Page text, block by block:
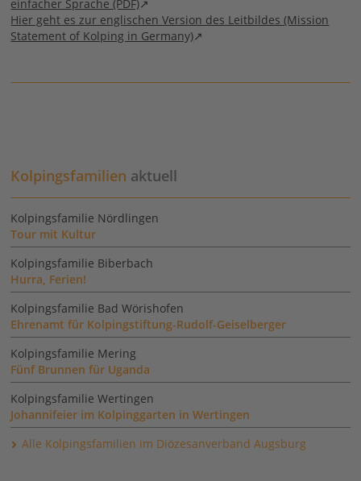
einfacher Sprache (PDF)
Hier geht es zur englischen Version des Leitbildes (Mission
Statement of Kolping in Germany)
Kolpingsfamilien aktuell
Kolpingsfamilie Nördlingen
Tour mit Kultur
Kolpingsfamilie Biberbach
Hurra, Ferien!
Kolpingsfamilie Bad Wörishofen
Ehrenamt für Kolpingstiftung-Rudolf-Geiselberger
Kolpingsfamilie Mering
Fünf Brunnen für Uganda
Kolpingsfamilie Wertingen
Johannifeier im Kolpinggarten in Wertingen
Alle Kolpingsfamilien im Diözesanverband Augsburg